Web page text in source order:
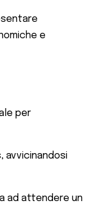
e
per
avvicinandosi
ad attendere un